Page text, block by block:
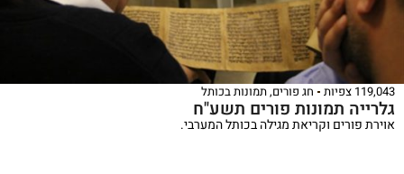
119,043 צפיות חג פורים,תמונות בכותל
גלרייה תמונות פורים תשע"ח
אוירת פורים וקריאת מגילה בכותל המערבי.